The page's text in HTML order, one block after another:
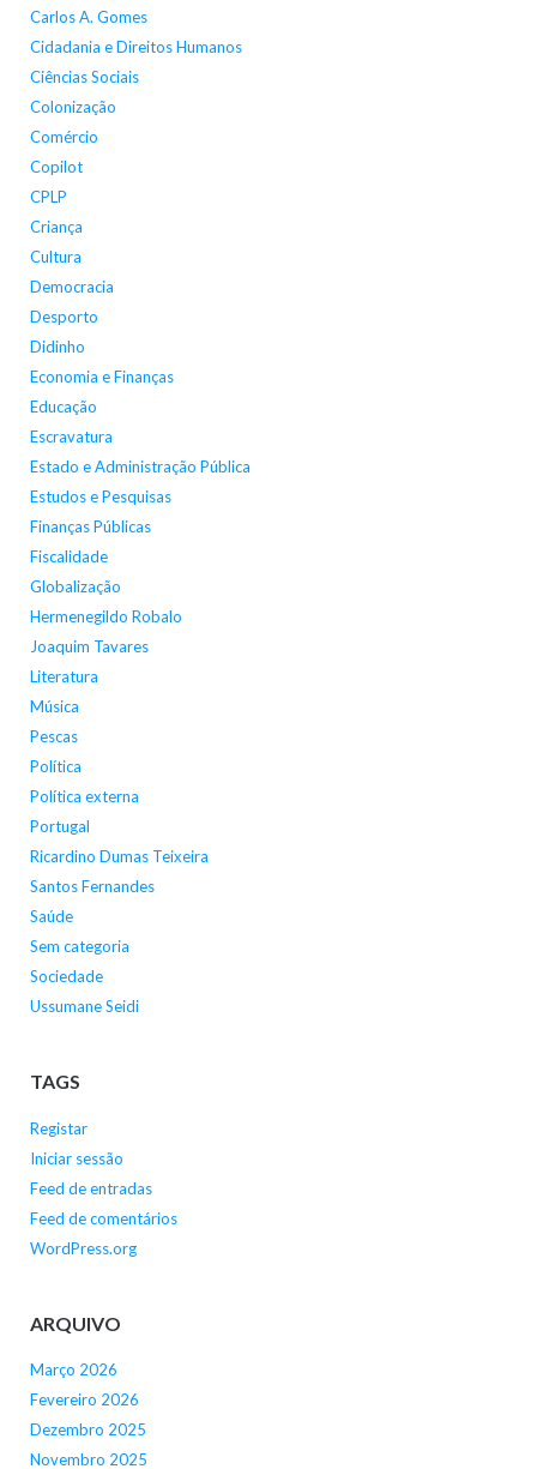
Carlos A. Gomes
Cidadania e Direitos Humanos
Ciências Sociais
Colonização
Comércio
Copilot
CPLP
Criança
Cultura
Democracia
Desporto
Didinho
Economia e Finanças
Educação
Escravatura
Estado e Administração Pública
Estudos e Pesquisas
Finanças Públicas
Fiscalidade
Globalização
Hermenegildo Robalo
Joaquim Tavares
Literatura
Música
Pescas
Política
Política externa
Portugal
Ricardino Dumas Teixeira
Santos Fernandes
Saúde
Sem categoria
Sociedade
Ussumane Seidi
TAGS
Registar
Iniciar sessão
Feed de entradas
Feed de comentários
WordPress.org
ARQUIVO
Março 2026
Fevereiro 2026
Dezembro 2025
Novembro 2025